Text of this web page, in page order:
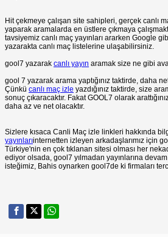
Hit çekmeye çalışan site sahipleri, gerçek canlı
yaparak aramalarda en üstlere çıkmaya
tavsiyemiz canlı maç yayınları ararken Google
yazarakta canlı maç listelerine ulaşabilirsiniz.
gool7 yazarak canlı yayın aramak size ne gibi
gool 7 yazarak arama yaptığınız taktirde, daha
Çünkü canlı maç izle yazdığınız taktirde, size
sonuç çıkaracaktır. Fakat GOOL7 olarak
daha az ve net olacaktır.
Sizlere kısaca Canli Maç izle linkleri hakkında
yayınlarıinternetten izleyen arkadaşlarımız için
Türkiye'nin en çok tıklanan sitesi olması her
ediyor olsada, gool7 yılmadan yayınlarına
isteğimiz, Bahis oynarken gool7de ki firmaları